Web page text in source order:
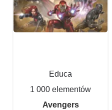
Educa
1 000 elementów
Avengers